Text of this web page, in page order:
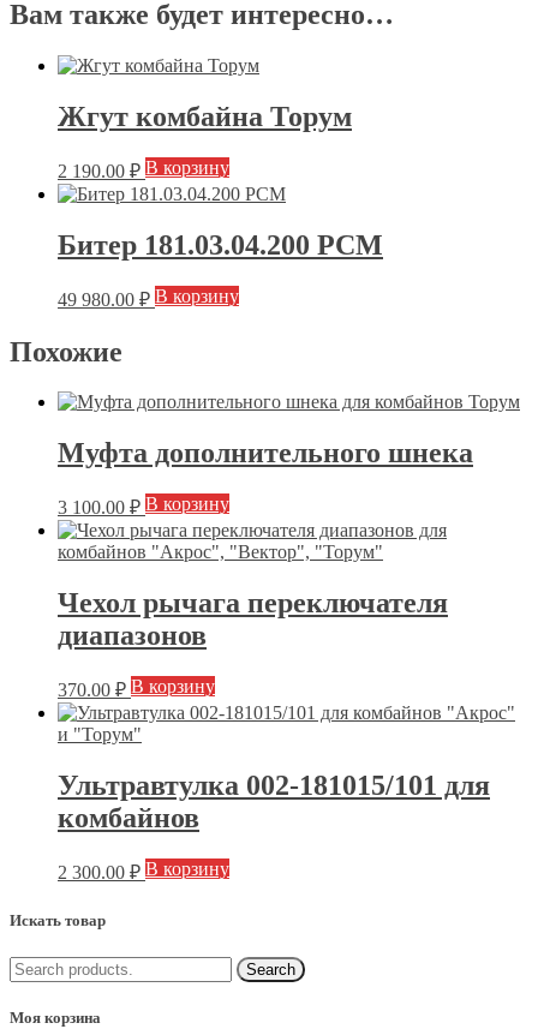
Вам также будет интересно…
Жгут комбайна Торум
2 190.00 ₽ В корзину
Битер 181.03.04.200 РСМ
49 980.00 ₽ В корзину
Похожие
Муфта дополнительного шнека
3 100.00 ₽ В корзину
Чехол рычага переключателя
диапазонов
370.00 ₽ В корзину
Ультравтулка 002-181015/101 для
комбайнов
2 300.00 ₽ В корзину
Искать товар
Моя корзина